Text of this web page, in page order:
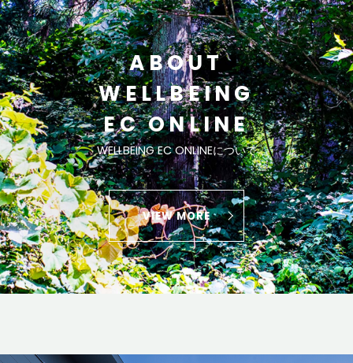
ABOUT
WELLBEING
EC ONLINE
WELLBEING EC ONLINEについて
VIEW MORE